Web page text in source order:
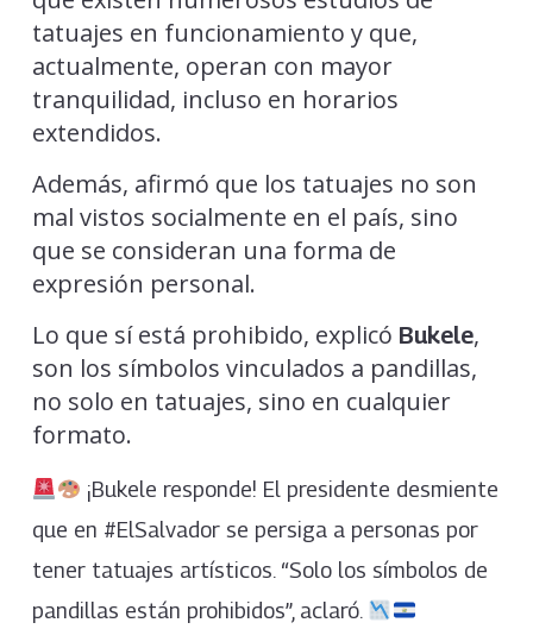
tatuajes en funcionamiento y que,
actualmente, operan con mayor
tranquilidad, incluso en horarios
extendidos.
Además, afirmó que los tatuajes no son
mal vistos socialmente en el país, sino
que se consideran una forma de
expresión personal.
Lo que sí está prohibido, explicó Bukele,
son los símbolos vinculados a pandillas,
no solo en tatuajes, sino en cualquier
formato.
¡Bukele responde! El presidente desmiente
que en #ElSalvador se persiga a personas por
tener tatuajes artísticos. “Solo los símbolos de
pandillas están prohibidos”, aclaró.